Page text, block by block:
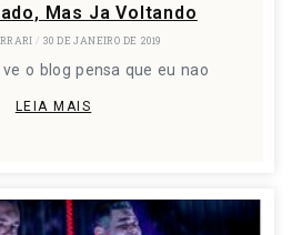
Mas Ja Voltando
30 DE JANEIRO DE 2019
o blog pensa que eu nao
LEIA MAIS